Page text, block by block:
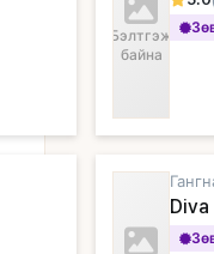
Бэлтгэж
байна